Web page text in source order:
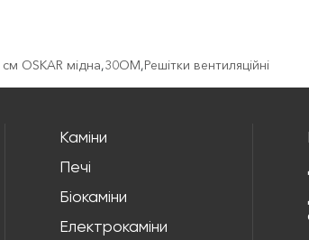
OSKAR мідна,30OM,Решітки вентиляційні
Каміни
Печі
Біокаміни
Електрокаміни